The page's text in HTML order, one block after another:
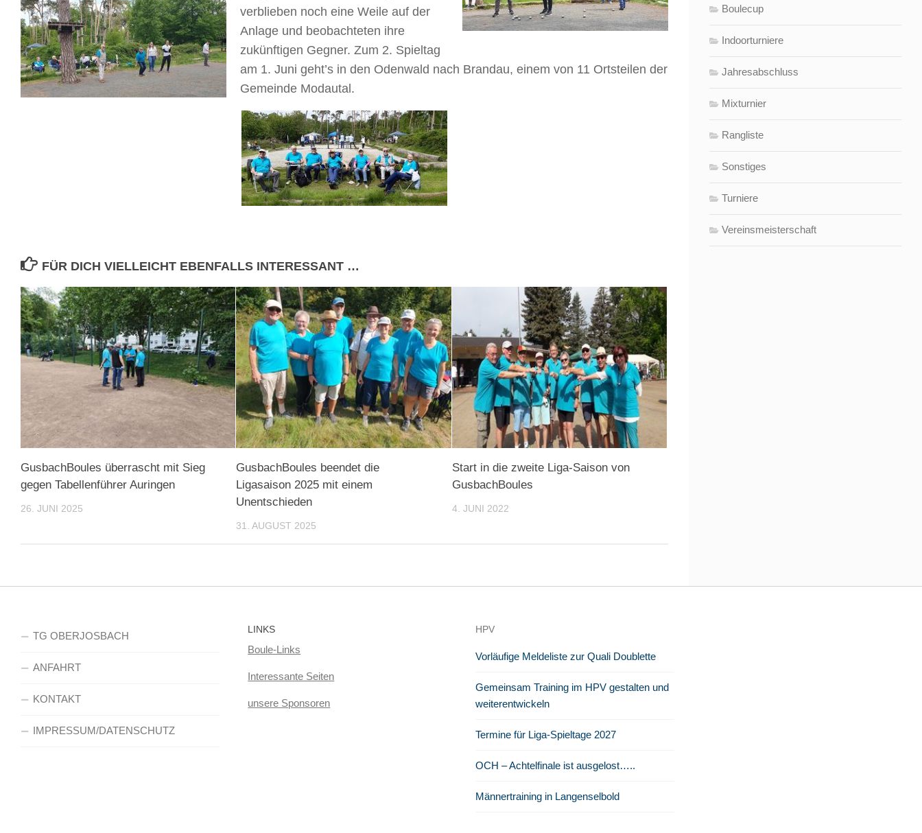
verblieben noch eine Weile auf der
Anlage und beobachteten ihre
zukünftigen Gegner. Zum 2. Spieltag
am 1. Juni geht’s in den Odenwald nach Brandau, einem von 11 Ortsteilen der
Gemeinde Modautal.
FÜR DICH VIELLEICHT EBENFALLS INTERESSANT …
GusbachBoules überrascht mit Sieg
gegen Tabellenführer Auringen
26. JUNI 2025
GusbachBoules beendet die
Ligasaison 2025 mit einem
Unentschieden
31. AUGUST 2025
Start in die zweite Liga-Saison von
GusbachBoules
4. JUNI 2022
Boulecup
Indoorturniere
Jahresabschluss
Mixturnier
Rangliste
Sonstiges
Turniere
Vereinsmeisterschaft
TG OBERJOSBACH
ANFAHRT
KONTAKT
IMPRESSUM/DATENSCHUTZ
LINKS
Boule-Links
Interessante Seiten
unsere Sponsoren
HPV
Vorläufige Meldeliste zur Quali Doublette
Gemeinsam Training im HPV gestalten und
weiterentwickeln
Termine für Liga-Spieltage 2027
OCH – Achtelfinale ist ausgelost…..
Männertraining in Langenselbold